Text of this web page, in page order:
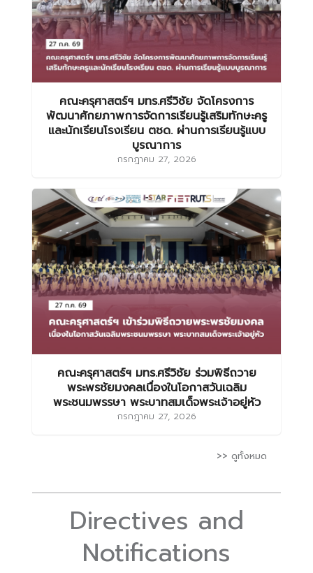
คณะครุศาสตร์ฯ มทร.ศรีวิชัย จัดโครงการ
พัฒนาศักยภาพการจัดการเรียนรู้เสริมทักษะครู
และนักเรียนโรงเรียน ตชด. ผ่านการเรียนรู้แบบ
บูรณาการ
กรกฎาคม 27, 2026
คณะครุศาสตร์ฯ มทร.ศรีวิชัย ร่วมพิธีถวาย
พระพรชัยมงคลเนื่องในโอกาสวันเฉลิม
พระชนมพรรษา พระบาทสมเด็จพระเจ้าอยู่หัว
กรกฎาคม 27, 2026
>> ดูทั้งหมด
Directives and
Notifications